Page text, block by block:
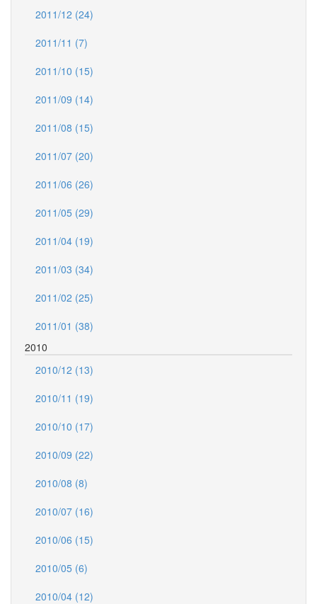
2011/12 (24)
2011/11 (7)
2011/10 (15)
2011/09 (14)
2011/08 (15)
2011/07 (20)
2011/06 (26)
2011/05 (29)
2011/04 (19)
2011/03 (34)
2011/02 (25)
2011/01 (38)
2010
2010/12 (13)
2010/11 (19)
2010/10 (17)
2010/09 (22)
2010/08 (8)
2010/07 (16)
2010/06 (15)
2010/05 (6)
2010/04 (12)